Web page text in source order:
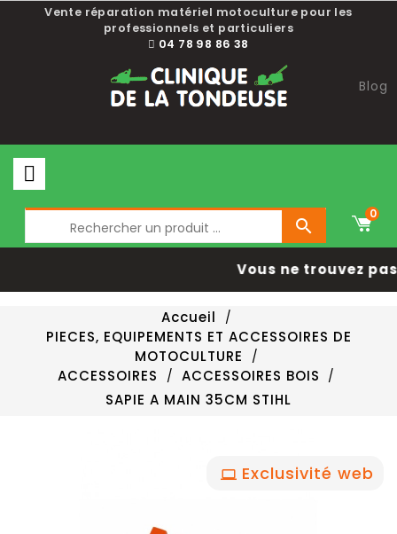
Vente réparation matériel motoculture pour les
professionnels et particuliers
04 78 98 86 38
Blog

0
Vous ne trouvez
Accueil
PIECES, EQUIPEMENTS ET ACCESSOIRES DE
MOTOCULTURE
ACCESSOIRES
ACCESSOIRES BOIS
SAPIE A MAIN 35CM STIHL
Exclusivité web